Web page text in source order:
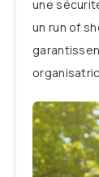
une
un run of